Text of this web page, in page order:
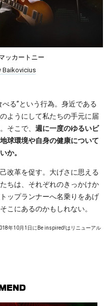
ッカートニー
Baikovicius
る”という行為。身近である
ようにして私たちの手元に届
そこで、 週に一度のゆるいビ
球環境や自身の健康について
か。
改革を促す。大げさに思える
ちは、それぞれのきっかけか
ップランナーへ名乗りをあげ
こにあるのかもしれない。
年10月1日にBe inspired!はリニューアル